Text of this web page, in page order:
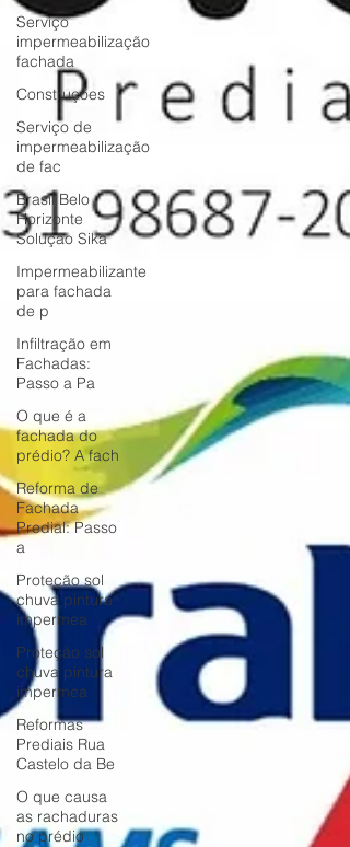
Serviço
impermeabilização
fachada
Construções
Serviço de
impermeabilização
de fac
Brasil Belo
Horizonte
Solução Sika
Impermeabilizante
para fachada
de p
Infiltração em
Fachadas:
Passo a Pa
O que é a
fachada do
prédio? A fach
Reforma de
Fachada
Predial: Passo
a
Proteção sol
chuva pintura
impermea
Proteção sol
chuva pintura
impermea
Reformas
Prediais Rua
Castelo da Be
O que causa
as rachaduras
no prédio